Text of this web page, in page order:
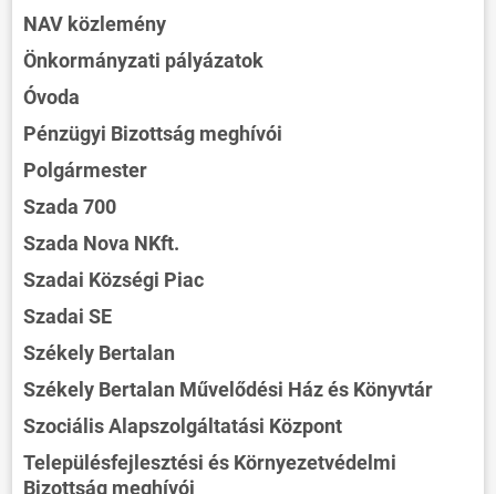
NAV közlemény
Önkormányzati pályázatok
Óvoda
Pénzügyi Bizottság meghívói
Polgármester
Szada 700
Szada Nova NKft.
Szadai Községi Piac
Szadai SE
Székely Bertalan
Székely Bertalan Művelődési Ház és Könyvtár
Szociális Alapszolgáltatási Központ
Településfejlesztési és Környezetvédelmi
Bizottság meghívói